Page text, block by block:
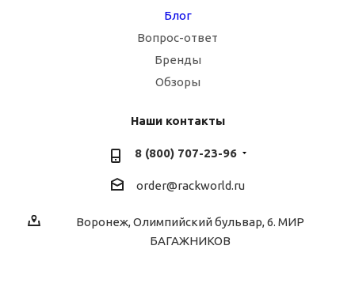
Блог
Вопрос-ответ
Бренды
Обзоры
Наши контакты
8 (800) 707-23-96
order@rackworld.ru
Воронеж, Олимпийский бульвар, 6. МИР
БАГАЖНИКОВ